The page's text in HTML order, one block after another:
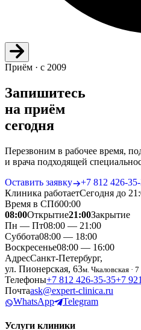
Приём · с 2009
Запишитесь
на приём
сегодня
Перезвоним в рабочее время,
и врача подходящей
Оставить заявку
+7 812
Клиника работаетСегодня до
Время в СПб00:00
08:00Открытие21:00Закрытие
Пн — Пт08:00 — 21:00
Суббота08:00 — 18:00
Воскресенье08:00 — 16:00
АдресСанкт-Петербург,
ул. Пионерская, 63м. Чкаловская ·
Телефоны+7 812 426‑35‑35+7
Почтаask@expert-clinica.ru
WhatsApp
Telegram
Услуги клиники